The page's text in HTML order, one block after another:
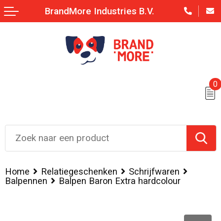
0
BrandMore Industries B.V.
Home Relatiegeschenken
Schrijfwaren
Balpennen
Balpen Baron Extra hardcolour